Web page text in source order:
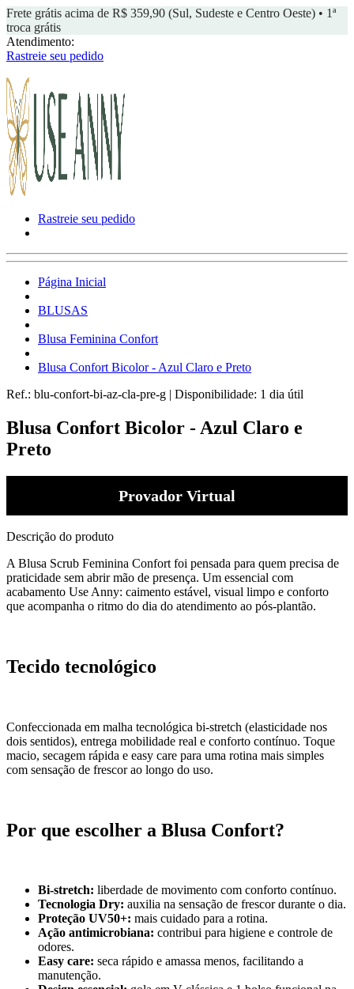
Frete grátis acima de R$ 359,90 (Sul, Sudeste e Centro Oeste) • 1ª
troca grátis
Atendimento:
Rastreie seu pedido
Rastreie seu pedido
Página Inicial
BLUSAS
Blusa Feminina Confort
Blusa Confort Bicolor - Azul Claro e Preto
Ref.: blu-confort-bi-az-cla-pre-g | Disponibilidade: 1 dia útil
Blusa Confort Bicolor - Azul Claro e
Preto
Provador Virtual
Descrição do produto
A Blusa Scrub Feminina Confort foi pensada para quem precisa de
praticidade sem abrir mão de presença. Um essencial com
acabamento Use Anny: caimento estável, visual limpo e conforto
que acompanha o ritmo do dia do atendimento ao pós-plantão.
Tecido tecnológico
Confeccionada em malha tecnológica bi-stretch (elasticidade nos
dois sentidos), entrega mobilidade real e conforto contínuo. Toque
macio, secagem rápida e easy care para uma rotina mais simples
com sensação de frescor ao longo do uso.
Por que escolher a Blusa Confort?
Bi-stretch: liberdade de movimento com conforto contínuo.
Tecnologia Dry: auxilia na sensação de frescor durante o dia.
Proteção UV50+: mais cuidado para a rotina.
Ação antimicrobiana: contribui para higiene e controle de
odores.
Easy care: seca rápido e amassa menos, facilitando a
manutenção.